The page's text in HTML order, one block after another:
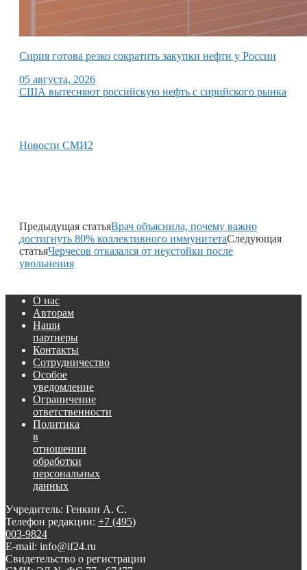
Сирия готова резко сократить закупки нефти у России
05 августа, 2026
США вытесняют российскую нефть с сирийского рынка
Новости СМИ2
Предыдущая статьяВрач объяснила, почему важно
достигнуть 80% коллективного иммунитетаСледующая
статьяЧерчесов отказался от неустойки после
увольнения
О нас
Авторам
Наши
партнеры
Контакты
Сотрудничество
Особое
уведомление
Ограничение
ответственности
Политика
в
отношении
обработки
персональных
данных
Учредитель: Генкин А. С.
Телефон редакции: +7 (495)
003-9824
E-mail: info@if24.ru
Свидетельство о регистрации